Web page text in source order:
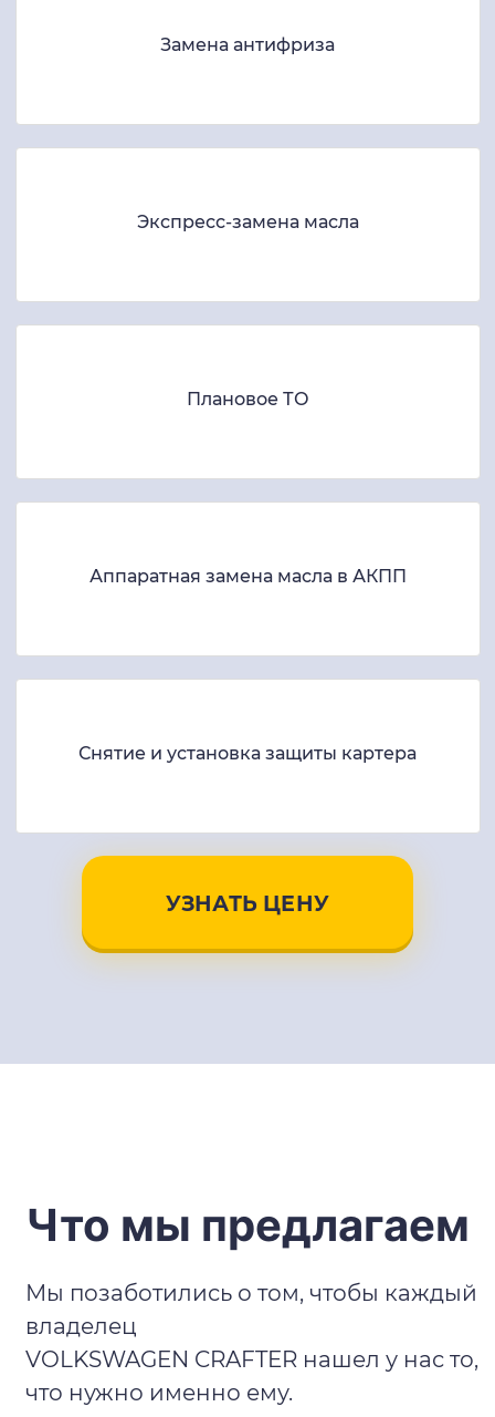
Замена антифриза
Экспресс-замена масла
Плановое ТО
Аппаратная замена масла в АКПП
Снятие и установка защиты картера
УЗНАТЬ ЦЕНУ
Что мы предлагаем
Мы позаботились о том, чтобы каждый
владелец
VOLKSWAGEN CRAFTER нашел у нас то,
что нужно именно ему.